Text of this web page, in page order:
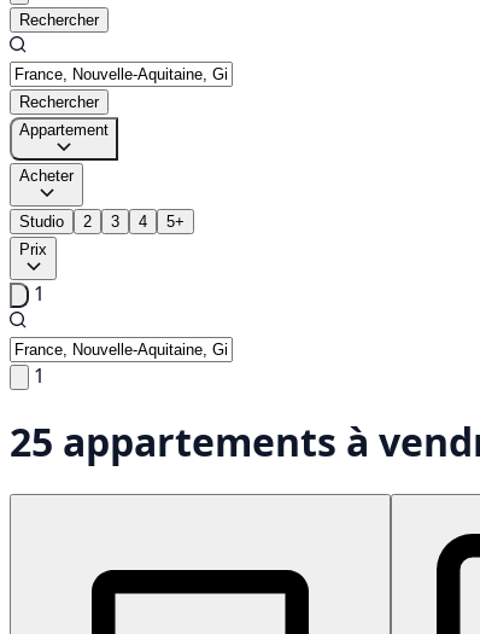
Rechercher
Rechercher
Appartement
Acheter
Studio 2 3 4
5+
Prix
1
1
25 appartements à